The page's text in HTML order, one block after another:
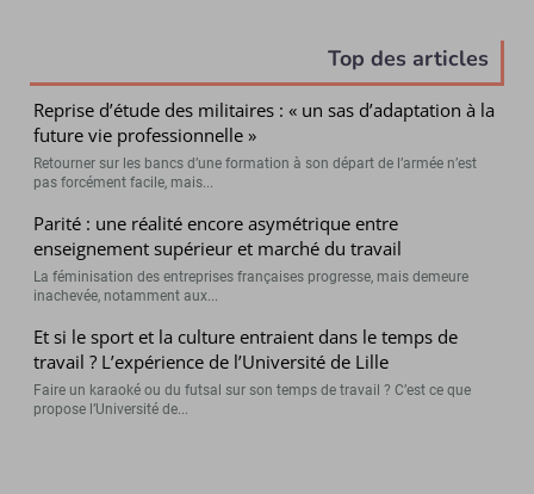
Top des articles
Reprise d’étude des militaires : « un sas d’adaptation à la
future vie professionnelle »
Retourner sur les bancs d’une formation à son départ de l’armée n’est
pas forcément facile, mais...
Parité : une réalité encore asymétrique entre
enseignement supérieur et marché du travail
La féminisation des entreprises françaises progresse, mais demeure
inachevée, notamment aux...
Et si le sport et la culture entraient dans le temps de
travail ? L’expérience de l’Université de Lille
Faire un karaoké ou du futsal sur son temps de travail ? C’est ce que
propose l’Université de...